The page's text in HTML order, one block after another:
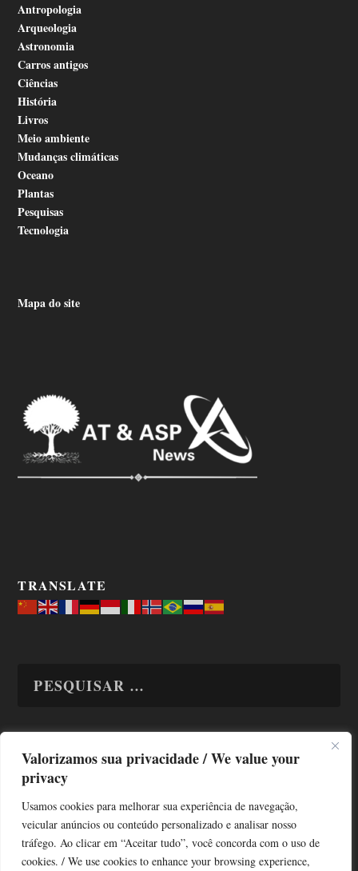
Valorizamos sua privacidade / We value your
privacy
Usamos cookies para melhorar sua experiência de navegação,
veicular anúncios ou conteúdo personalizado e analisar nosso
tráfego. Ao clicar em “Aceitar tudo”, você concorda com o uso de
cookies. / We use cookies to enhance your browsing experience,
Antropologia
Arqueologia
Astronomia
Carros antigos
Ciências
História
Livros
Meio ambiente
Mudanças climáticas
Oceano
Plantas
Pesquisas
Tecnologia
Mapa do site
TRANSLATE
TODAS OS ASSUNTOS